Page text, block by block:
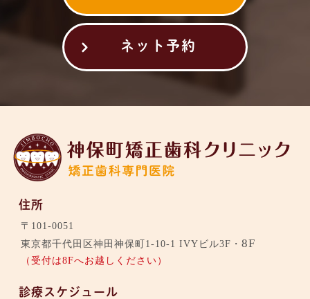
ネット予約
住所
〒101-0051
東京都千代田区神田神保町1-10-1 IVYビル3F・8F
（受付は8Fへお越しください）
診療スケジュール